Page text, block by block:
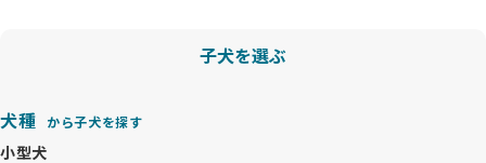
子犬を選ぶ
犬種 から子犬を探す
小型犬